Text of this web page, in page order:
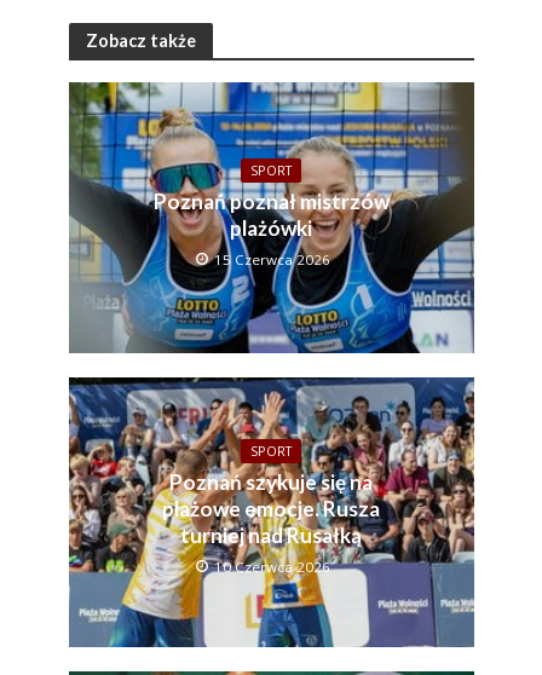
Zobacz także
SPORT
Poznań poznał mistrzów
plażówki
15 Czerwca 2026
SPORT
Poznań szykuje się na
plażowe emocje. Rusza
turniej nad Rusałką
10 Czerwca 2026